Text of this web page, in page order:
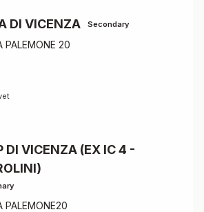
DI VICENZA Secondary
PALEMONE 20
DI VICENZA (EX IC 4 -
PALEMONE20